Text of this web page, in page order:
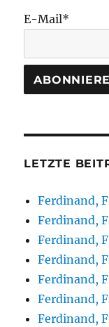
E-Mail*
LETZTE
Ferdinand,
Ferdinand,
Ferdinand,
Ferdinand,
Ferdinand,
Ferdinand,
Ferdinand,